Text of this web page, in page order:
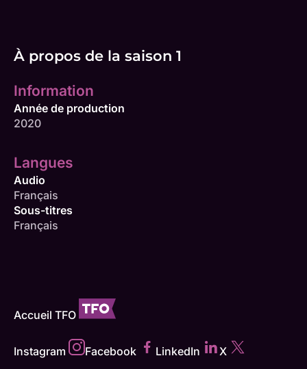
À propos de la saison 1
Information
Année de production
2020
Langues
Audio
Français
Sous-titres
Français
Accueil TFO
Instagram Facebook LinkedIn X